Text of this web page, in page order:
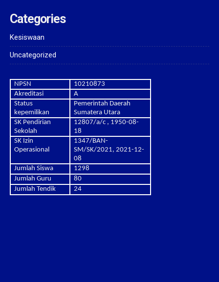
Categories
Kesiswaan
Uncategorized
NPSN
10210873
Akreditasi
A
Status
kepemilikan
Pemerintah Daerah
Sumatera Utara
SK Pendirian
Sekolah
12807/a/c , 1950-08-
18
SK Izin
Operasional
1347/BAN-
SM/SK/2021, 2021-12-
08
Jumlah Siswa
1298
Jumlah Guru
80
Jumlah Tendik
24